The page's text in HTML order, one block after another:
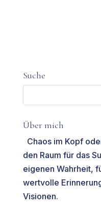
Suche
Über mich
Chaos im Kopf
den Raum für das
eigenen Wahrheit,
wertvolle
Visionen.